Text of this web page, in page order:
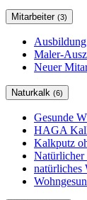
Mitarbeiter (3)
Maler-
Neuer
Naturkalk (6)
Gesunde
HAGA
Kalkputz
Natürlicher
natürliches